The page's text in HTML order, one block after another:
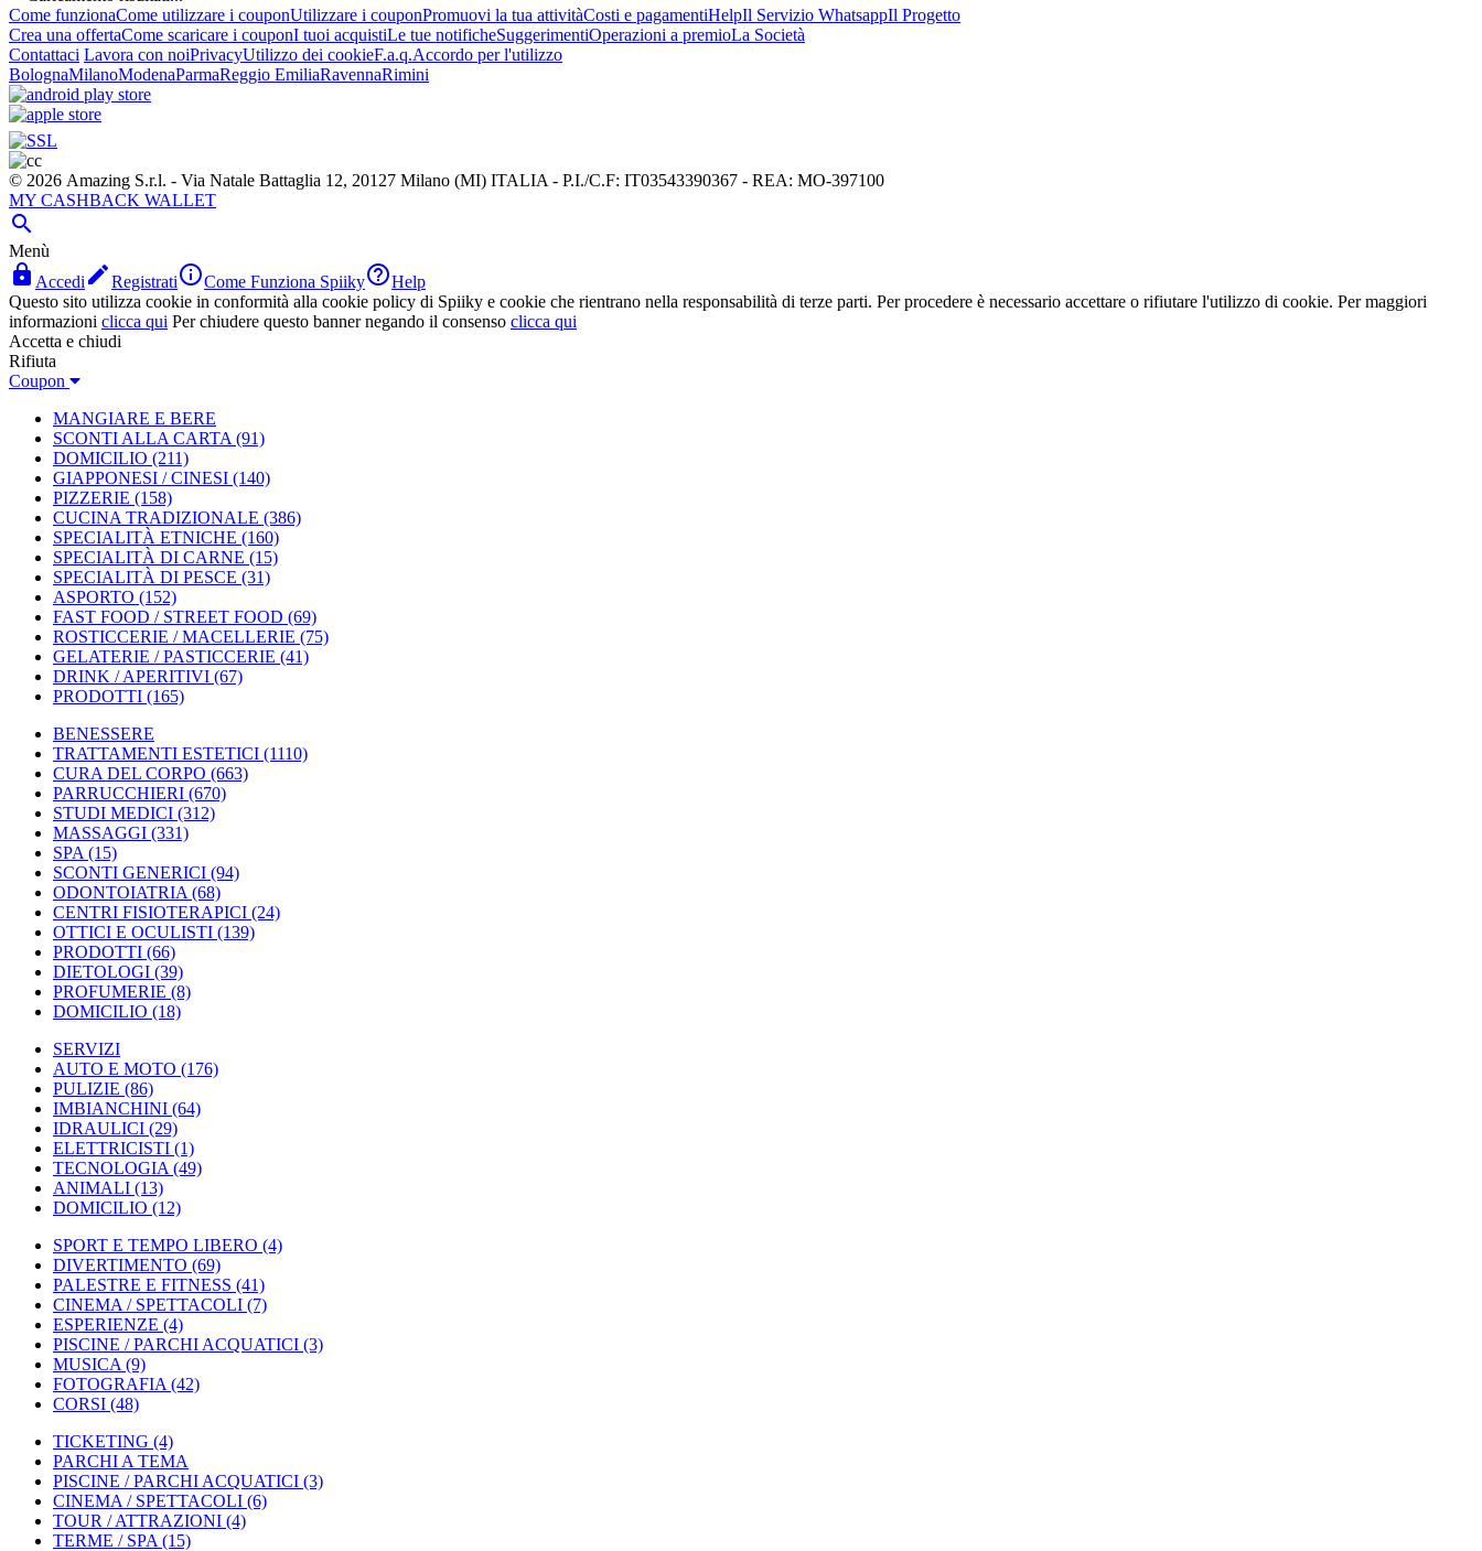
Come funzionaCome utilizzare i couponUtilizzare i couponPromuovi la tua attivitàCosti e pagamentiHelpIl Servizio WhatsappIl Progetto
Crea una offertaCome scaricare i couponI tuoi acquistiLe tue notificheSuggerimentiOperazioni a premioLa Società
Contattaci Lavora con noiPrivacyUtilizzo dei cookieF.a.q.Accordo per l'utilizzo
BolognaMilanoModenaParmaReggio EmiliaRavennaRimini
© 2026 Amazing S.r.l. - Via Natale Battaglia 12, 20127 Milano (MI) ITALIA - P.I./C.F: IT03543390367 - REA: MO-397100
MY CASHBACK WALLET

Menù
 Accedi RegistratiCome Funziona SpiikyHelp
Questo sito utilizza cookie in conformità alla cookie policy di Spiiky e cookie che rientrano nella responsabilità di terze parti. Per procedere è necessario accettare o rifiutare l'utilizzo di cookie. Per maggiori
informazioni clicca qui Per chiudere questo banner negando il consenso clicca qui
Accetta e chiudi
Rifiuta
Coupon
MANGIARE E BERE
SCONTI ALLA CARTA (91)
DOMICILIO (211)
GIAPPONESI / CINESI (140)
PIZZERIE (158)
CUCINA TRADIZIONALE (386)
SPECIALITÀ ETNICHE (160)
SPECIALITÀ DI CARNE (15)
SPECIALITÀ DI PESCE (31)
ASPORTO (152)
FAST FOOD / STREET FOOD (69)
ROSTICCERIE / MACELLERIE (75)
GELATERIE / PASTICCERIE (41)
DRINK / APERITIVI (67)
PRODOTTI (165)
BENESSERE
TRATTAMENTI ESTETICI (1110)
CURA DEL CORPO (663)
PARRUCCHIERI (670)
STUDI MEDICI (312)
MASSAGGI (331)
SPA (15)
SCONTI GENERICI (94)
ODONTOIATRIA (68)
CENTRI FISIOTERAPICI (24)
OTTICI E OCULISTI (139)
PRODOTTI (66)
DIETOLOGI (39)
PROFUMERIE (8)
DOMICILIO (18)
SERVIZI
AUTO E MOTO (176)
PULIZIE (86)
IMBIANCHINI (64)
IDRAULICI (29)
ELETTRICISTI (1)
TECNOLOGIA (49)
ANIMALI (13)
DOMICILIO (12)
SPORT E TEMPO LIBERO (4)
DIVERTIMENTO (69)
PALESTRE E FITNESS (41)
CINEMA / SPETTACOLI (7)
ESPERIENZE (4)
PISCINE / PARCHI ACQUATICI (3)
MUSICA (9)
FOTOGRAFIA (42)
CORSI (48)
TICKETING (4)
PARCHI A TEMA
PISCINE / PARCHI ACQUATICI (3)
CINEMA / SPETTACOLI (6)
TOUR / ATTRAZIONI (4)
TERME / SPA (15)